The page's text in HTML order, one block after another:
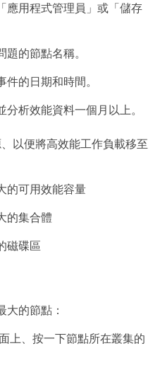
應用程式管理員」或「儲存
的節點名稱。
的日期和時間。
分析效能資料一個月以上。
以便將高效能工作負載移至
的可用效能容量
的集合體
磁碟區
大的節點：
上、按一下節點所在叢集的